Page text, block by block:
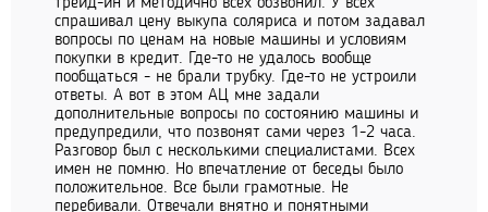
трейд-ин и методично всех обзвонил. У всех
спрашивал цену выкупа соляриса и потом задавал
вопросы по ценам на новые машины и условиям
покупки в кредит. Где-то не удалось вообще
пообщаться - не брали трубку. Где-то не устроили
ответы. А вот в этом АЦ мне задали
дополнительные вопросы по состоянию машины и
предупредили, что позвонят сами через 1-2 часа.
Разговор был с несколькими специалистами. Всех
имен не помню. Но впечатление от беседы было
положительное. Все были грамотные. Не
перебивали. Отвечали внятно и понятными